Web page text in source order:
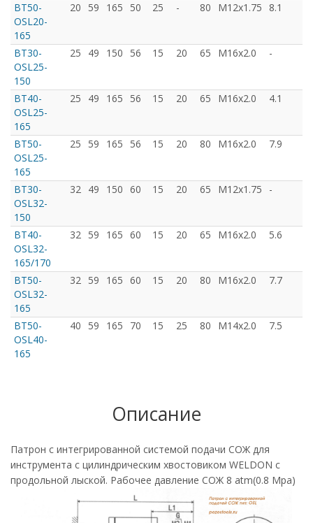
BT50-
OSL20-
165
20 59 165 50 25 - 80 M12x1.75 8.1
BT30-
OSL25-
150
25 49 150 56 15 20 65 M16x2.0 -
BT40-
OSL25-
165
25 49 165 56 15 20 65 M16x2.0 4.1
BT50-
OSL25-
165
25 59 165 56 15 20 80 M16x2.0 7.9
BT30-
OSL32-
150
32 49 150 60 15 20 65 M12x1.75 -
BT40-
OSL32-
165/170
32 59 165 60 15 20 65 M16x2.0 5.6
BT50-
OSL32-
165
32 59 165 60 15 20 80 M16x2.0 7.7
BT50-
OSL40-
165
40 59 165 70 15 25 80 M14x2.0 7.5
Описание
Патрон с интегрированной системой подачи СОЖ для
инструмента с цилиндрическим хвостовиком WELDON с
продольной лыской. Рабочее давление СОЖ 8 atm(0.8 Mpa)